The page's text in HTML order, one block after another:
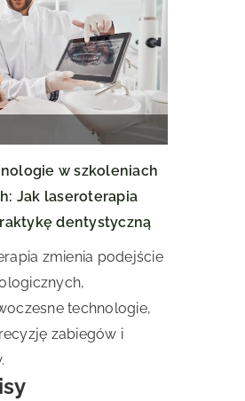
w szkoleniach
Jak laseroterapia
dentystyczną
zmienia podejście
technologie,
zabiegów i